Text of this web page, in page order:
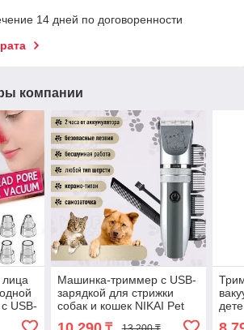
14 дней по договоренности
компании
лица
USB-
Машинка-триммер с USB-
зарядкой для стрижки
собак и кошек NIKAI Pet
Hair Clipper